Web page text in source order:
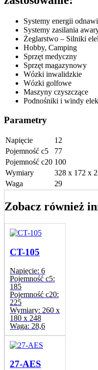
Systemy energii
Systemy zasilania
Żeglarstwo – Silniki
Hobby, Camping
Sprzęt medyczny
Sprzęt magazynowy
Wózki inwalidzkie
Wózki golfowe
Maszyny czyszczące
Podnośniki i windy
Parametry
Napięcie
12
Pojemność c5
77
Pojemność c20 100
Wymiary
328 x 172 x
Waga
29
Zobacz również
CT-105
Napięcie: 6
Pojemność c5:
185
Pojemność c20:
225
Wymiary: 260 x
180 x 248
Waga: 28,6
27-AES